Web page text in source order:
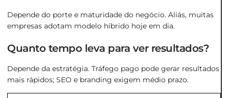
Depende do porte e maturidade do negócio. Aliás, muitas
empresas adotam modelo híbrido hoje em dia.
Quanto tempo leva para ver resultados?
Depende da estratégia. Tráfego pago pode gerar resultados
mais rápidos; SEO e branding exigem médio prazo.